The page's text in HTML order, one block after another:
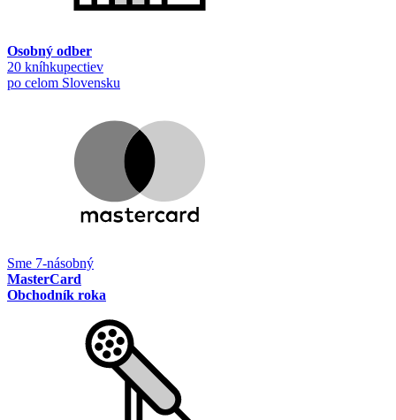
Osobný odber
20 kníhkupectiev
po celom Slovensku
Sme 7-násobný
MasterCard
Obchodník roka